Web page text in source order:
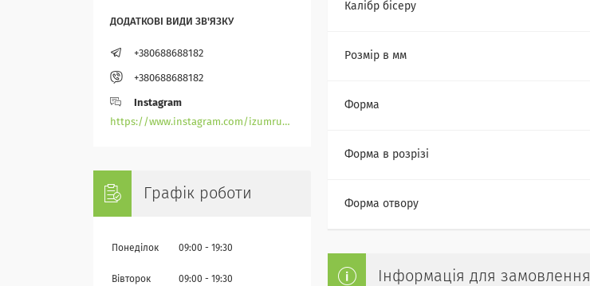
Калібр бісеру
Розмір в мм
Форма
Форма в розрізі
Форма отвору
Інформація для замовлення
+380688688182
+380688688182
Instagram
https://www.instagram.com/izumrudik_toho_store/
Графік роботи
Понеділок 09:00 19:30
Вівторок 09:00 19:30